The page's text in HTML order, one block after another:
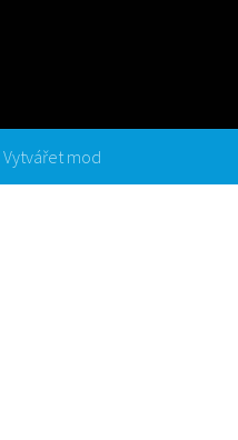
Vytvářet mod